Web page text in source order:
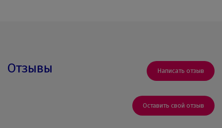
Отзывы Написать отзыв
Оставить свой отзыв